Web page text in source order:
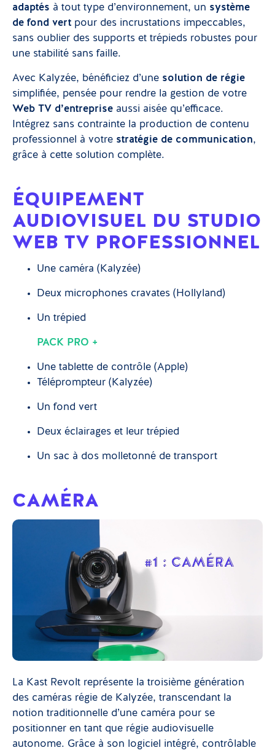
adaptés à tout type d’environnement, un système
de fond vertpour des incrustations impeccables,
sans oublier des supports et trépieds robustes pour
une stabilité sans faille.
Avec Kalyzée, bénéficiez d’une solution de régie
simplifiée, pensée pour rendre la gestion de votre
Web TV d’entreprise aussi aisée qu’efficace.
Intégrez sans contrainte la production de contenu
professionnel à votre stratégie de communication,
grâce à cette solution complète.
ÉQUIPEMENT
AUDIOVISUEL DU STUDIO
WEB TV PROFESSIONNEL
Une caméra (Kalyzée)
Deux microphones cravates (Hollyland)
Un trépied
PACK PRO +
Une tablette de contrôle (Apple)
Téléprompteur (Kalyzée)
Un fond vert
Deux éclairages et leur trépied
Un sac à dos molletonné de transport
CAMÉRA
La Kast Revolt représente la troisième génération
des caméras régie de Kalyzée, transcendant la
notion traditionnelle d’une caméra pour se
positionner en tant que régie audiovisuelle
autonome. Grâce à son logiciel intégré, contrôlable